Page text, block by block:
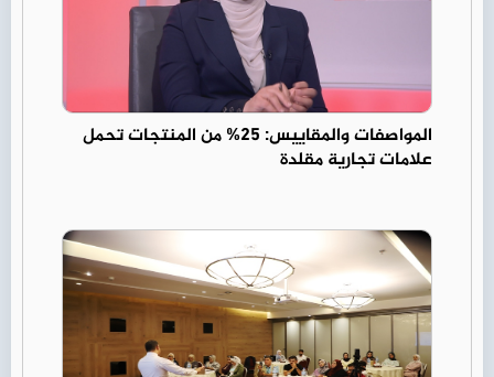
المواصفات والمقاييس: 25% من المنتجات تحمل
علامات تجارية مقلدة